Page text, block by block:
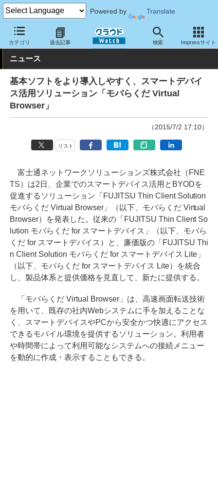
Powered by Translate
カテゴリ 過去記事 検索 Impressサイト
クラウド Watch サービス・ソフト ソフトウェア その他
ニュース
基本ソフトをより導入しやすく、スマートデバイ
ス活用ソリューション「モバらくだ Virtual
Browser」
（2015/7/2 17:10）
リスト
富士通ネットワークソリューションズ株式会社（FNE
TS）は2日、企業でのスマートデバイス活用とBYODを
促進するソリューション「FUJITSU Thin Client Solution
モバらくだ Virtual Browser」（以下、モバらくだ Virtual
Browser）を発表した。従来の「FUJITSU Thin Client So
lution モバらくだ for スマートデバイス」（以下、モバら
くだ for スマートデバイス）と、廉価版の「FUJITSU Thi
n Client Solution モバらくだ for スマートデバイス Lite」
（以下、モバらくだ for スマートデバイス Lite）を統合
し、製品体系と提供価格を見直して、新たに提供する。
「モバらくだ Virtual Browser」は、高速画面転送技術
を用いて、既存の社内Webシステムに手を加えることな
く、スマートデバイスやPCから安全かつ快適にアクセス
できるモバイル環境を提供するソリューション。利用者
や時間帯によって利用可能なシステムへの接続メニュー
を動的に作成・表示することもできる。